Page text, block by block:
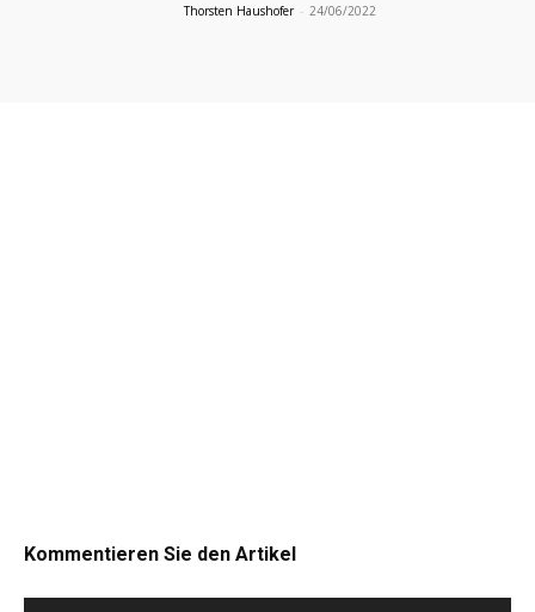
Thorsten Haushofer - 24/06/2022
Kommentieren Sie den Artikel